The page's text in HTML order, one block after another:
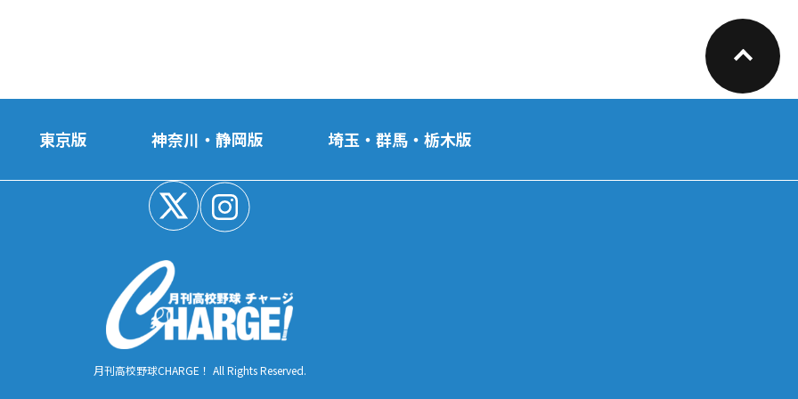
東京版 神奈川・静岡版 埼玉・群馬・栃木版
月刊高校野球CHARGE！ All Rights Reserved.